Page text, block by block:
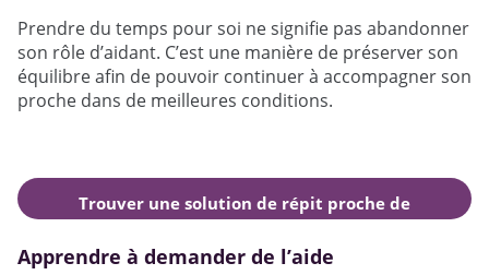
Prendre du temps pour soi ne signifie pas abandonner
son rôle d’aidant. C’est une manière de préserver son
équilibre afin de pouvoir continuer à accompagner son
proche dans de meilleures conditions.
Trouver une solution de répit proche de
Apprendre à demander de l’aide